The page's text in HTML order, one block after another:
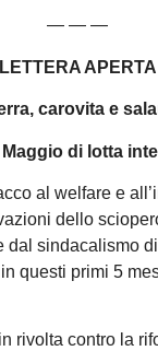
— — —
LETTERA APERTA
carovita e
di lotta
al welfare e
dello
dal sindacalismo
questi primi 5
rivolta contro la